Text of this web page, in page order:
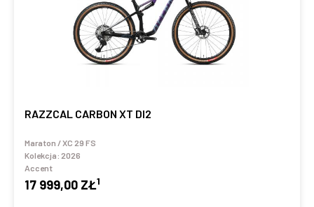
RAZZCAL CARBON XT DI2
Maraton / XC 29 FS
Kolekcja: 2026
Accent
17 999,00 ZŁ1